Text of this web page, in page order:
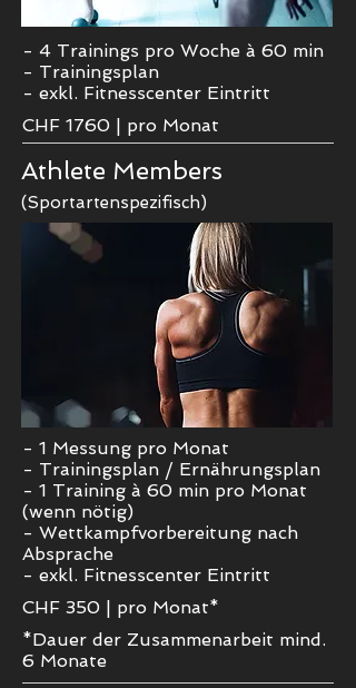
- 4 Trainings pro Woche à 60 min
- Trainingsplan
- exkl. Fitnesscenter Eintritt
CHF 1760 | pro Monat
Athlete Members
(Sportartenspezifisch)
- 1 Messung pro Monat
- Trainingsplan / Ernährungsplan
- 1 Training à 60 min pro Monat
(wenn nötig)
- Wettkampfvorbereitung nach
Absprache
- exkl. Fitnesscenter Eintritt
CHF 350 | pro Monat*
*Dauer der Zusammenarbeit mind.
6 Monate